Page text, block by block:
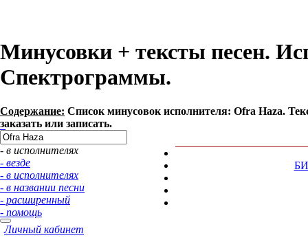
Минусовки + тексты песен.
Спектрограммы.
Содержание: Список минусовок исполнителя: Ofra Haza.
заказать или записать.
- в исполнителях
- везде
- в исполнителях
- в названии песни
- расширенный
- помощь
Личный кабинет